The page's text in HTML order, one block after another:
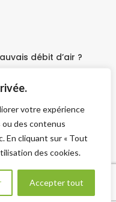
votre expérience
des contenus
En cliquant sur « Tout
des cookies.
Accepter tout
débit d’air ?
silencieux ?
cuisine ?
d aide ?